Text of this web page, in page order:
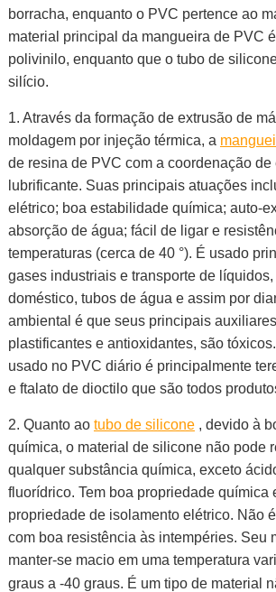
borracha, enquanto o PVC pertence ao
material principal da mangueira de PVC
polivinilo, enquanto que o tubo de
silício.
1. Através da formação de extrusão de
moldagem por injeção térmica, a
de resina de PVC com a coordenação
lubrificante. Suas principais atuações
elétrico; boa estabilidade química; auto-
absorção de água; fácil de ligar e
temperaturas (cerca de 40 °). É usado
gases industriais e transporte de
doméstico, tubos de água e assim por
ambiental é que seus principais
plastificantes e antioxidantes, são
usado no PVC diário é principalmente
e ftalato de dioctilo que são todos
2. Quanto ao tubo de silicone, devido à
química, o material de silicone não pode
qualquer substância química, exceto
fluorídrico. Tem boa propriedade química
propriedade de isolamento elétrico. Não
com boa resistência às intempéries. Seu
manter-se macio em uma temperatura
graus a -40 graus. É um tipo de material